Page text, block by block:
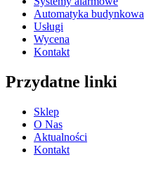
Automatyka budynkowa
Usługi
Wycena
Kontakt
Przydatne linki
Sklep
O Nas
Aktualności
Kontakt